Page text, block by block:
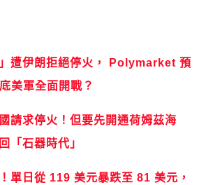
遭伊朗拒絕停火， Polymarket 預
美軍全面開戰？
請求停火！但要先開通荷姆茲海
「石器時代」
單日從 119 美元暴跌至 81 美元，